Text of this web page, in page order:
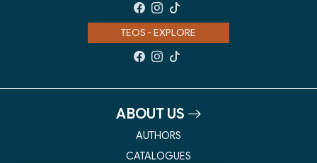
TEOS - EXPLORE
ABOUT US
AUTHORS
CATALOGUES